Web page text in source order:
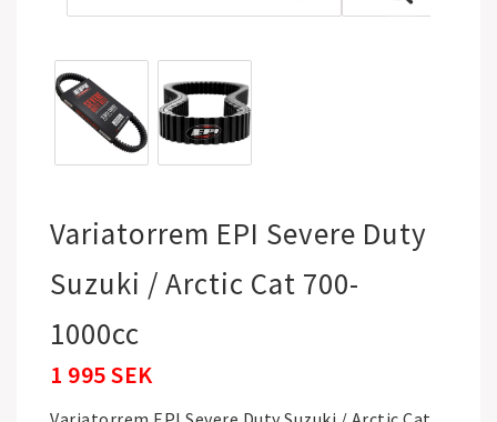
Variatorrem EPI Severe Duty
Suzuki / Arctic Cat 700-
1000cc
1 995 SEK